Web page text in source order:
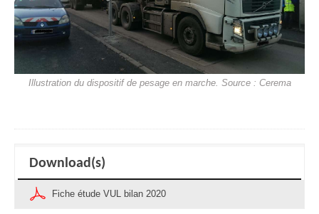
Illustration du dispositif de pesage en marche. Source : Cerema
Download(s)
Fiche étude VUL bilan 2020